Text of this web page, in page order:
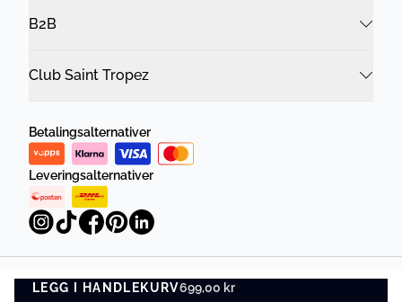
LEGG I HANDLEKURV699,00 kr
LEGG I HANDLEKURV
B2B
Club Saint Tropez
Betalingsalternativer
Leveringsalternativer
Personvernregler Vilkår og betingelser